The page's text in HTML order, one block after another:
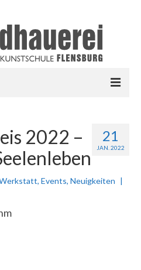
21
JAN. 2022
2022 –
, Events, Neuigkeiten |